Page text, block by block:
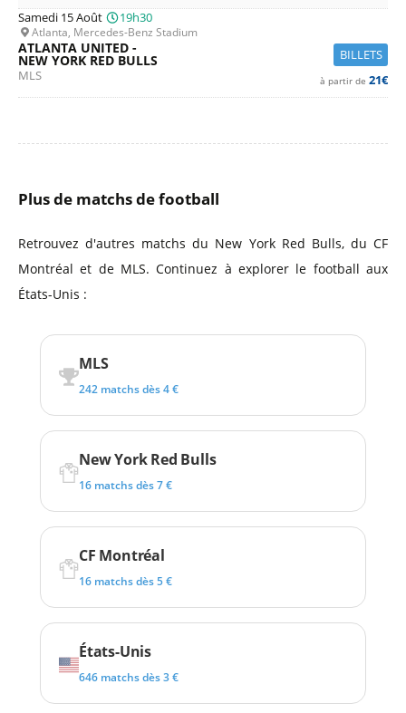
Samedi 15 Août
19h30
Atlanta, Mercedes-Benz Stadium
BILLETS
ATLANTA UNITED -
NEW YORK RED BULLS
MLS à partir de 21€
Plus de matchs de football
Retrouvez d'autres matchs du New York Red Bulls, du CF
Montréal et de MLS. Continuez à explorer le football aux
États-Unis :
MLS
242 matchs dès 4 €
New York Red Bulls
16 matchs dès 7 €
CF Montréal
16 matchs dès 5 €
États-Unis
646 matchs dès 3 €